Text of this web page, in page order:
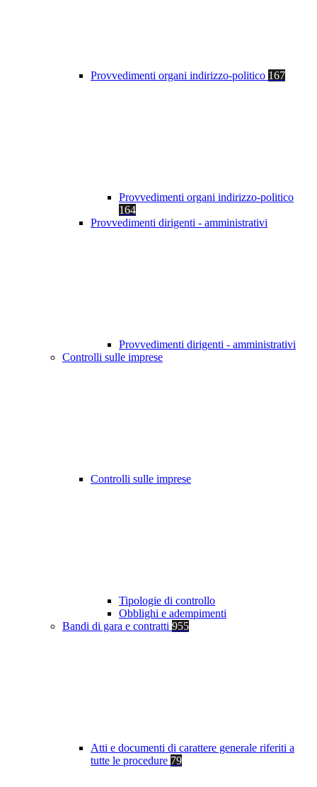
Provvedimenti organi indirizzo-politico 167
Provvedimenti organi indirizzo-politico
164
Provvedimenti dirigenti - amministrativi
Provvedimenti dirigenti - amministrativi
Controlli sulle imprese
Controlli sulle imprese
Tipologie di controllo
Obblighi e adempimenti
Bandi di gara e contratti 955
Atti e documenti di carattere generale riferiti a
tutte le procedure 79